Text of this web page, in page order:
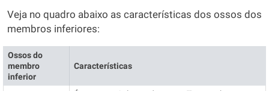
Veja no quadro abaixo as características dos ossos dos
membros inferiores:
Ossos do
membro
inferior
Características